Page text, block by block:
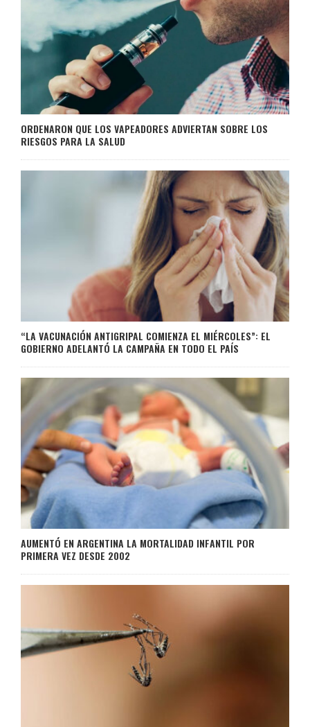
ORDENARON QUE LOS VAPEADORES ADVIERTAN SOBRE LOS
RIESGOS PARA LA SALUD
“LA VACUNACIÓN ANTIGRIPAL COMIENZA EL MIÉRCOLES”: EL
GOBIERNO ADELANTÓ LA CAMPAÑA EN TODO EL PAÍS
AUMENTÓ EN ARGENTINA LA MORTALIDAD INFANTIL POR
PRIMERA VEZ DESDE 2002